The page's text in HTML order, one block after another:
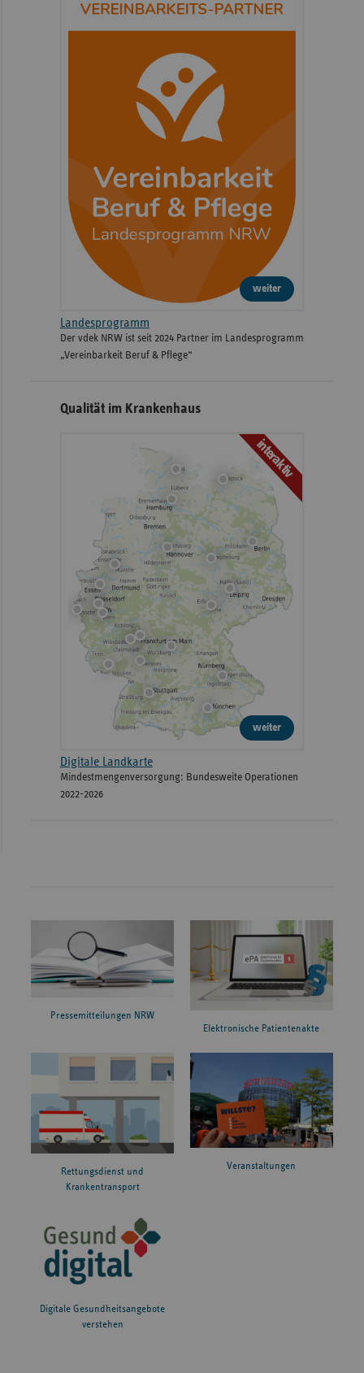
weiter
Landesprogramm
Der vdek NRW ist seit 2024 Partner im Landesprogramm
„Vereinbarkeit Beruf & Pflege“
Qualität im Krankenhaus
interaktiv
weiter
Digitale Landkarte
Mindestmengenversorgung: Bundesweite Operationen
2022-2026
Pressemitteilungen NRW
Elektronische Patientenakte
Rettungsdienst und
Krankentransport
Veranstaltungen
Digitale Gesundheitsangebote
verstehen